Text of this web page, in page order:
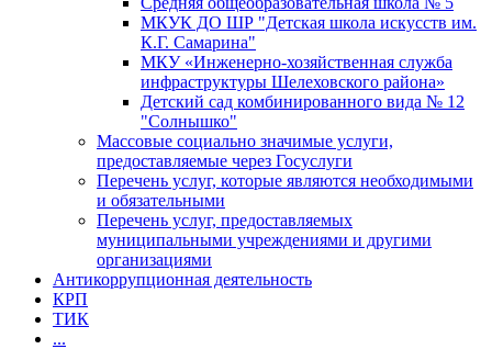
МКУК ДО ШР "Детская школа искусств им.
К.Г. Самарина"
МКУ «Инженерно-хозяйственная служба
инфраструктуры Шелеховского района»
Детский сад комбинированного вида № 12
"Солнышко"
Массовые социально значимые услуги,
предоставляемые через Госуслуги
Перечень услуг, которые являются необходимыми
и обязательными
Перечень услуг, предоставляемых
муниципальными учреждениями и другими
организациями
Антикоррупционная деятельность
КРП
ТИК
...